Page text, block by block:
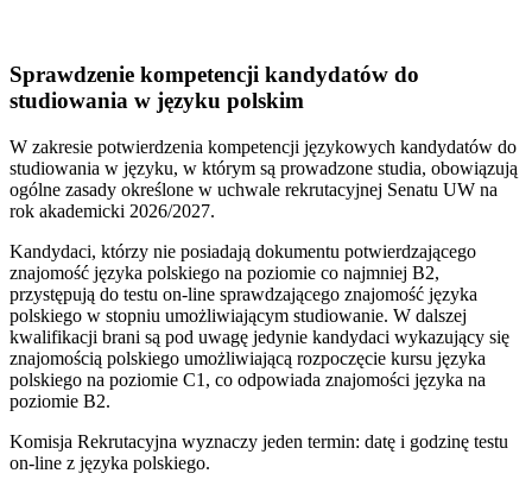
Sprawdzenie kompetencji kandydatów do
studiowania w języku polskim
W zakresie potwierdzenia kompetencji językowych kandydatów do
studiowania w języku, w którym są prowadzone studia, obowiązują
ogólne zasady określone w uchwale rekrutacyjnej Senatu UW na
rok akademicki 2026/2027.
Kandydaci, którzy nie posiadają dokumentu potwierdzającego
znajomość języka polskiego na poziomie co najmniej B2,
przystępują do testu on-line sprawdzającego znajomość języka
polskiego w stopniu umożliwiającym studiowanie. W dalszej
kwalifikacji brani są pod uwagę jedynie kandydaci wykazujący się
znajomością polskiego umożliwiającą rozpoczęcie kursu języka
polskiego na poziomie C1, co odpowiada znajomości języka na
poziomie B2.
Komisja Rekrutacyjna wyznaczy jeden termin: datę i godzinę testu
on-line z języka polskiego.